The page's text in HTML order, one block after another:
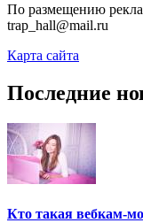
По размещению
trap_hall@mail.ru
Карта сайта
Последние
Кто такая вебкам-